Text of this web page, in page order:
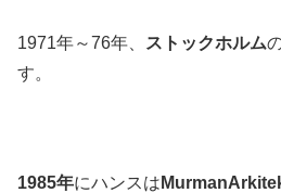
1971年～76年、 ストックホルム
す。
1985年にハンスは